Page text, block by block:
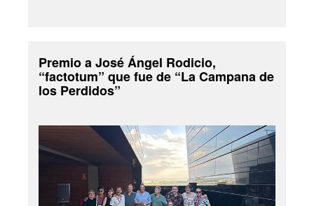
Premio a José Ángel Rodicio,
“factotum” que fue de “La Campana de
los Perdidos”